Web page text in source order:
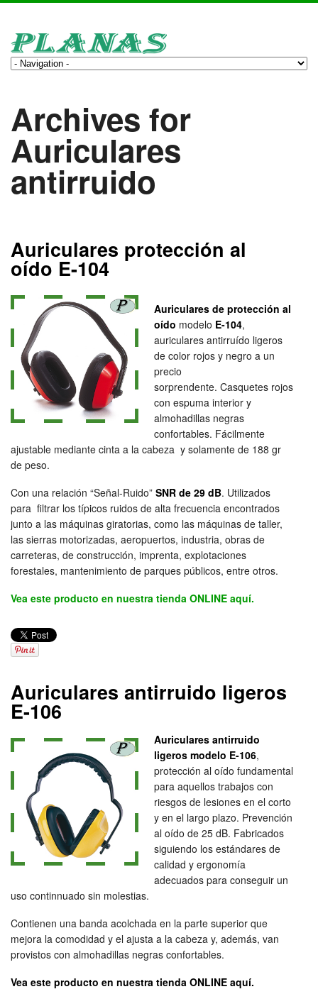
Archives for
Auriculares
antirruido
Auriculares protección al
oído E-104
Auriculares de protección al
oído modelo E-104,
auriculares antirruído ligeros
de color rojos y negro a un
precio
sorprendente. Casquetes rojos
con espuma interior y
almohadillas negras
confortables. Fácilmente
ajustable mediante cinta a la cabeza y solamente de 188 gr
de peso.
Con una relación “Señal-Ruido” SNR de 29 dB. Utilizados
para filtrar los típicos ruidos de alta frecuencia encontrados
junto a las máquinas giratorias, como las máquinas de taller,
las sierras motorizadas, aeropuertos, industria, obras de
carreteras, de construcción, imprenta, explotaciones
forestales, mantenimiento de parques públicos, entre otros.
Vea este producto en nuestra tienda ONLINE aquí.
Auriculares antirruido ligeros
E-106
Auriculares antirruido
ligeros modelo E-106,
protección al oído fundamental
para aquellos trabajos con
riesgos de lesiones en el corto
y en el largo plazo. Prevención
al oído de 25 dB. Fabricados
siguiendo los estándares de
calidad y ergonomía
adecuados para conseguir un
uso continnuado sin molestias.
Contienen una banda acolchada en la parte superior que
mejora la comodidad y el ajusta a la cabeza y, además, van
provistos con almohadillas negras confortables.
Vea este producto en nuestra tienda ONLINE aquí.